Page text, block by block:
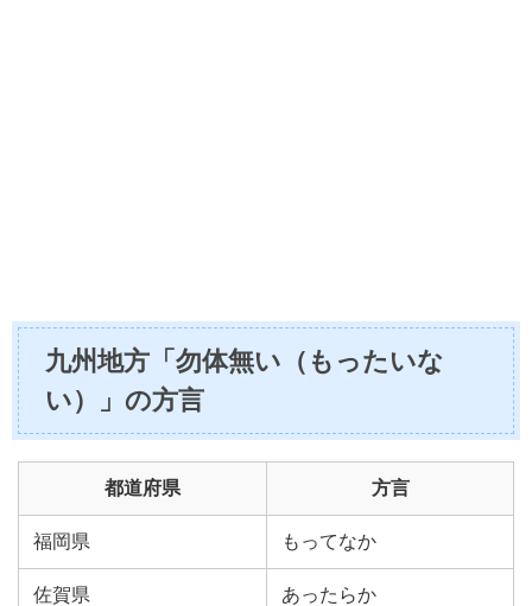
九州地方「勿体無い（もったいな
い）」の方言
都道府県 方言
福岡県 もってなか
佐賀県 あったらか